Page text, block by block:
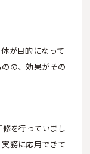
が目的になって
の、効果がその
を行っていまし
務に応用できて